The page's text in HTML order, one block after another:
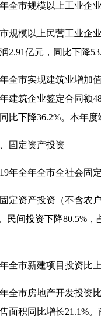
市规模以上工业企业
模以上民营工业企
2.91亿元，同比下降
市实现建筑业增加值
建筑企业签定合同额
比下降36.2%。本年度
定资产投资
年全年全市全社会固
资产投资（不含农户
民间投资下降80.5%
市新建项目投资比
市房地产开发投资比
面积同比增长21.1%。